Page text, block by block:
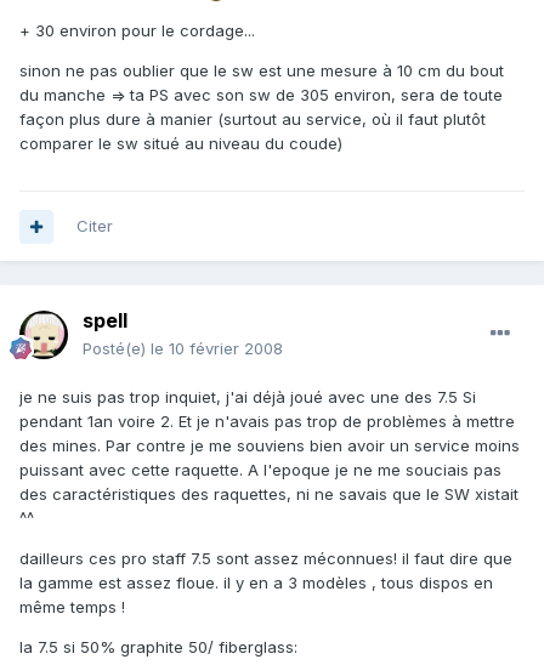
+ 30 environ pour le cordage...
sinon ne pas oublier que le sw est une mesure à 10 cm du bout
du manche => ta PS avec son sw de 305 environ, sera de toute
façon plus dure à manier (surtout au service, où il faut plutôt
comparer le sw situé au niveau du coude)
Citer
spell
Posté(e) le 10 février 2008
je ne suis pas trop inquiet, j'ai déjà joué avec une des 7.5 Si
pendant 1an voire 2. Et je n'avais pas trop de problèmes à mettre
des mines. Par contre je me souviens bien avoir un service moins
puissant avec cette raquette. A l'epoque je ne me souciais pas
des caractéristiques des raquettes, ni ne savais que le SW xistait
^^
dailleurs ces pro staff 7.5 sont assez méconnues! il faut dire que
la gamme est assez floue. il y en a 3 modèles , tous dispos en
même temps !
la 7.5 si 50% graphite 50/ fiberglass: